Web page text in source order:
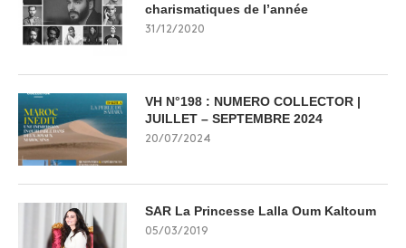
charismatiques de l’année
31/12/2020
VH N°198 : NUMERO COLLECTOR |
JUILLET – SEPTEMBRE 2024
20/07/2024
SAR La Princesse Lalla Oum Kaltoum
05/03/2019